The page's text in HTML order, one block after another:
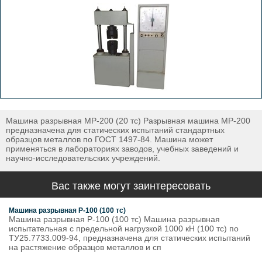
Машина разрывная МР-200 (20 тс) Разрывная машина МР-200
предназначена для статических испытаний стандартных
образцов металлов по ГОСТ 1497-84. Машина может
применяться в лабораториях заводов, учебных заведений и
научно-исследовательских учреждений.
Вас также могут заинтересовать
Машина разрывная Р-100 (100 тс)
Машина разрывная Р-100 (100 тс) Машина разрывная
испытательная с предельной нагрузкой 1000 кН (100 тс) по
ТУ25.7733.009-94, предназначена для статических испытаний
на растяжение образцов металлов и сп